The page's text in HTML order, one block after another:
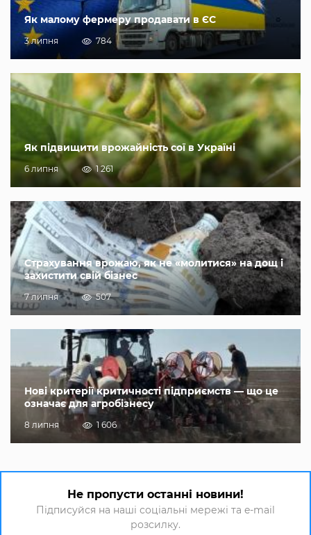
Як малому фермеру продавати в ЄС
3 липня 784
Як підвищити врожайність сої в Україні
6 липня 1 261
Страхування врожаю, як не «молитися» на дощ і
захистити свій бізнес
7 липня 507
Нові критерії критичності підприємств — що це
означає для агробізнесу
8 липня 1 606
Не пропусти останні новини!
Підписуйся на наші соціальні мережі та e-mail
розсилку.